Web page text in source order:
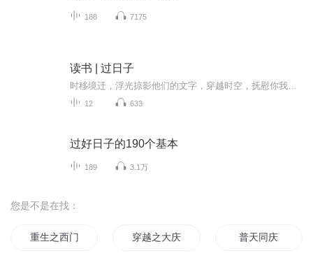
188 7175
读书 | 过日子
12 633
过好日子的190个基本
189 3.1万
您是不是在找：
重生之西门庆 穿越之大庆帝国 普天同庆